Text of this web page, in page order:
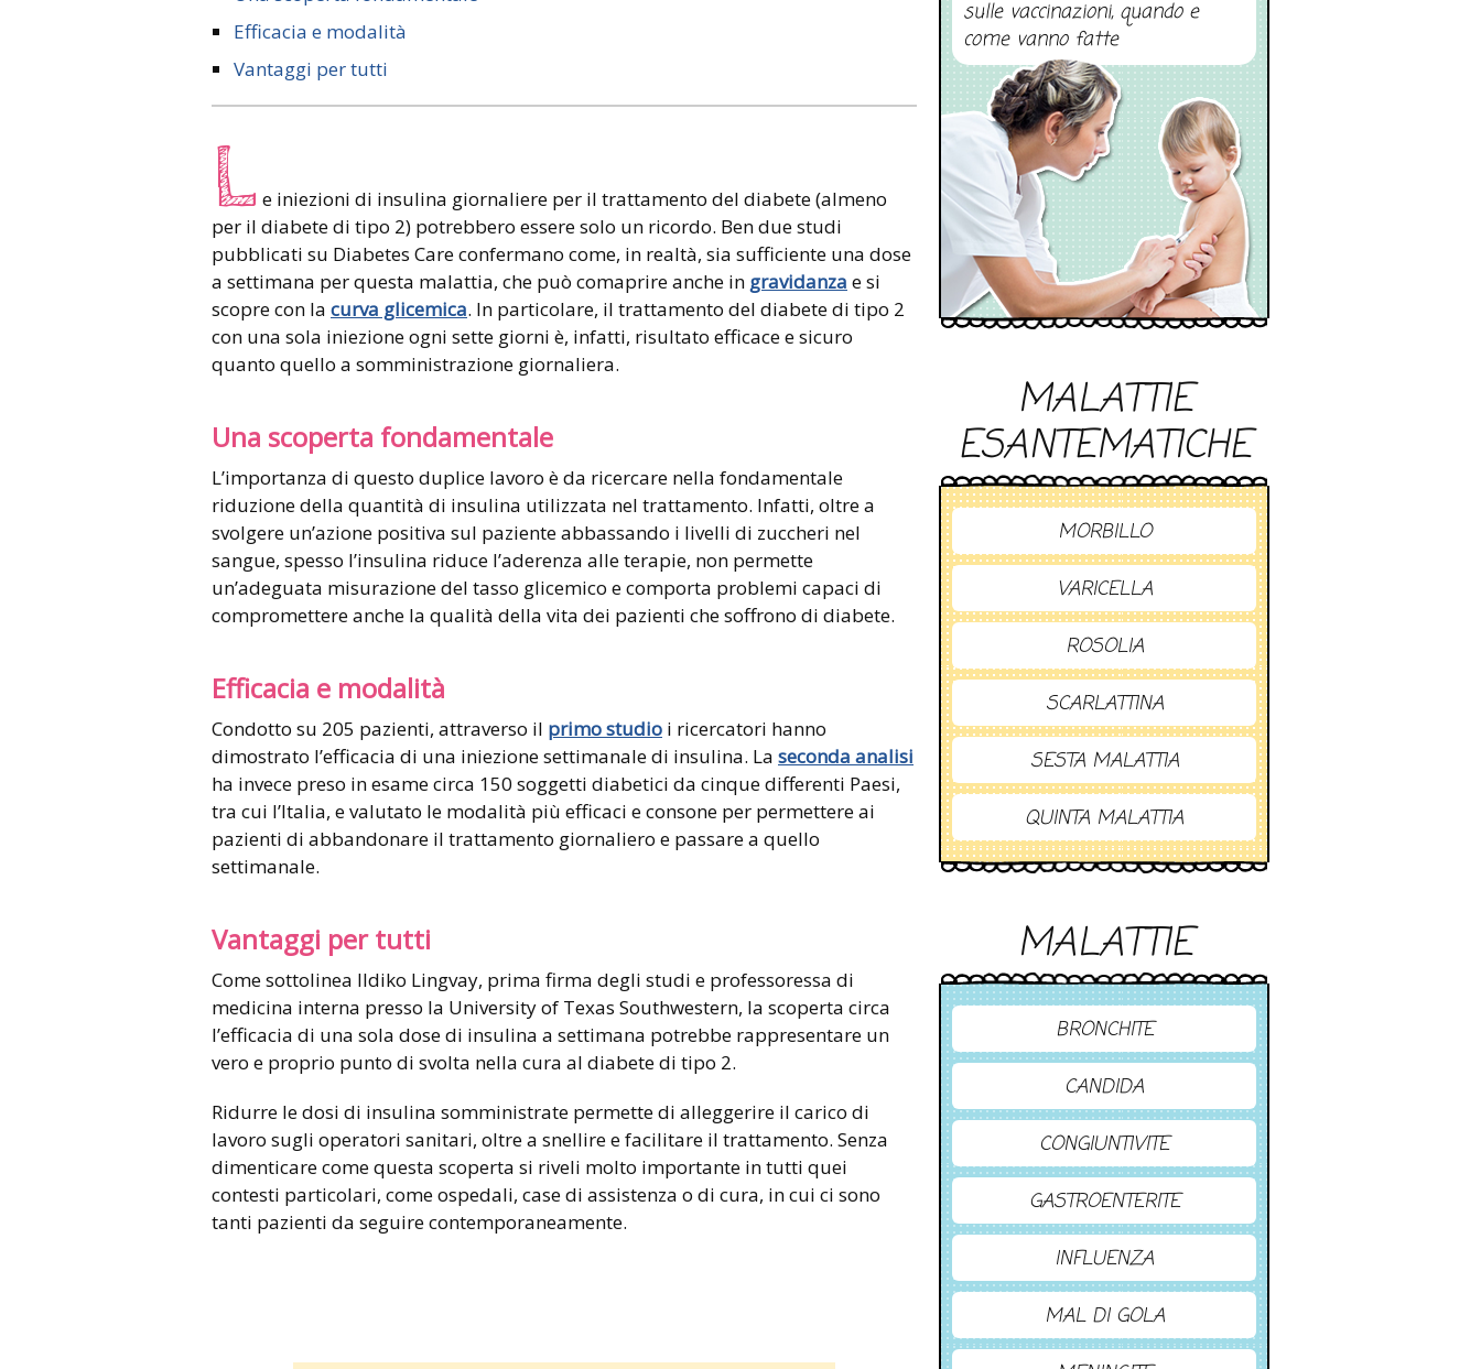
Efficacia e modalità
Vantaggi per tutti
L e iniezioni di insulina giornaliere per il trattamento del diabete (almeno
per il diabete di tipo 2) potrebbero essere solo un ricordo. Ben due studi
pubblicati su Diabetes Care confermano come, in realtà, sia sufficiente una dose
a settimana per questa malattia, che può comaprire anche in gravidanza e si
scopre con la curva glicemica. In particolare, il trattamento del diabete di tipo 2
con una sola iniezione ogni sette giorni è, infatti, risultato efficace e sicuro
quanto quello a somministrazione giornaliera.
Una scoperta fondamentale
L’importanza di questo duplice lavoro è da ricercare nella fondamentale
riduzione della quantità di insulina utilizzata nel trattamento. Infatti, oltre a
svolgere un’azione positiva sul paziente abbassando i livelli di zuccheri nel
sangue, spesso l’insulina riduce l’aderenza alle terapie, non permette
un’adeguata misurazione del tasso glicemico e comporta problemi capaci di
compromettere anche la qualità della vita dei pazienti che soffrono di diabete.
Efficacia e modalità
Condotto su 205 pazienti, attraverso il primo studio i ricercatori hanno
dimostrato l’efficacia di una iniezione settimanale di insulina. La seconda analisi
ha invece preso in esame circa 150 soggetti diabetici da cinque differenti Paesi,
tra cui l’Italia, e valutato le modalità più efficaci e consone per permettere ai
pazienti di abbandonare il trattamento giornaliero e passare a quello
settimanale.
Vantaggi per tutti
Come sottolinea Ildiko Lingvay, prima firma degli studi e professoressa di
medicina interna presso la University of Texas Southwestern, la scoperta circa
l’efficacia di una sola dose di insulina a settimana potrebbe rappresentare un
vero e proprio punto di svolta nella cura al diabete di tipo 2.
Ridurre le dosi di insulina somministrate permette di alleggerire il carico di
lavoro sugli operatori sanitari, oltre a snellire e facilitare il trattamento. Senza
dimenticare come questa scoperta si riveli molto importante in tutti quei
contesti particolari, come ospedali, case di assistenza o di cura, in cui ci sono
tanti pazienti da seguire contemporaneamente.
sulle vaccinazioni, quando e
come vanno fatte
MALATTIE
ESANTEMATICHE
MORBILLO
VARICELLA
ROSOLIA
SCARLATTINA
SESTA MALATTIA
QUINTA MALATTIA
MALATTIE
BRONCHITE
CANDIDA
CONGIUNTIVITE
GASTROENTERITE
INFLUENZA
MAL DI GOLA